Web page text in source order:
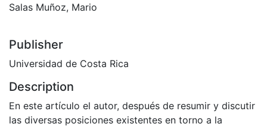
Salas Muñoz, Mario
Publisher
Universidad de Costa Rica
Description
En este artículo el autor, después de resumir y discutir
las diversas posiciones existentes en torno a la